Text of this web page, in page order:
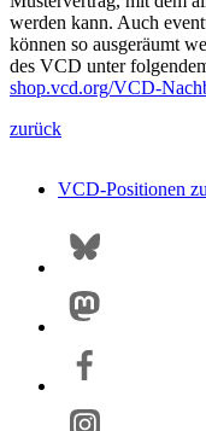
werden kann. Auch
können so ausgeräumt
des VCD unter
shop.vcd.org/VCD-
zurück
VCD-Positionen